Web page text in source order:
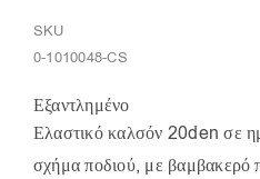
SKU
0-1010048-CS
Εξαντλημένο
Ελαστικό καλσόν 20den σε
σχήμα ποδιού, με βαμβακερό